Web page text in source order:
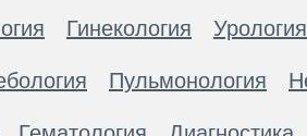
Гинекология Урология
Пульмонология